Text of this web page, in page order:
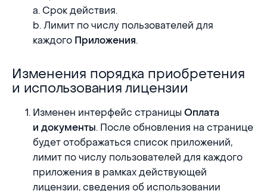
a. Срок действия.
b. Лимит по числу пользователей для
каждого Приложения.
Изменения порядка приобретения и
Изменения порядка приобретения
и использования лицензии
Изменен интерфейс страницыОплата
и документы. После обновления на странице
будет отображаться список приложений,
лимит по числу пользователей для каждого
приложения в рамках действующей
лицензии, сведения об использовании